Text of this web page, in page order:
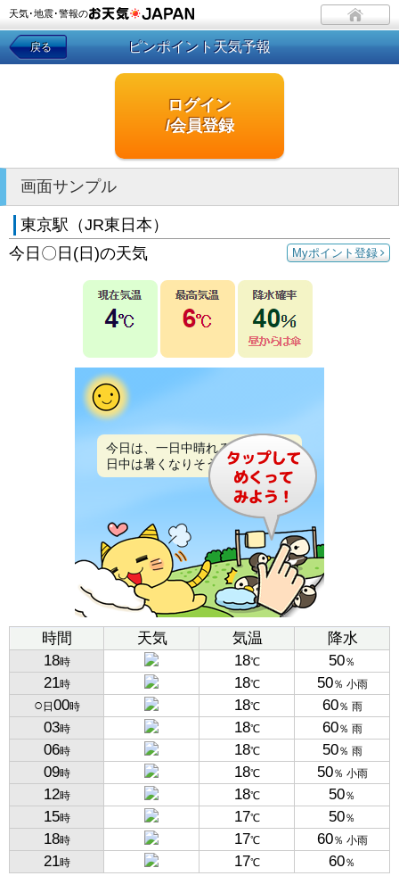
天気･地震･警報の
戻る ピンポイント天気予報
ログイン
/会員登録
画面サンプル
東京駅（JR東日本）
Myポイント登録
今日〇日(日)の天気
今日は、一日中晴れるでしょう。
日中は暑くなりそうです。
時間 天気 気温
降水
18時 18℃ 50％
21時 18℃ 50％ 小雨
○ 日 00時 18℃ 60％ 雨
03時 18℃ 60％ 雨
06時 18℃ 50％ 雨
09時 18℃ 50％ 小雨
12時 18℃ 50％
15時 17℃ 50％
18時 17℃ 60％ 小雨
21時 17℃ 60％